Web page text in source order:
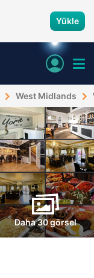
Yükle
West Midlands
Daha 30 görsel